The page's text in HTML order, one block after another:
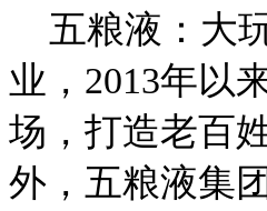
五粮液：大
业，2013年以
场，打造老百
外，五粮液集